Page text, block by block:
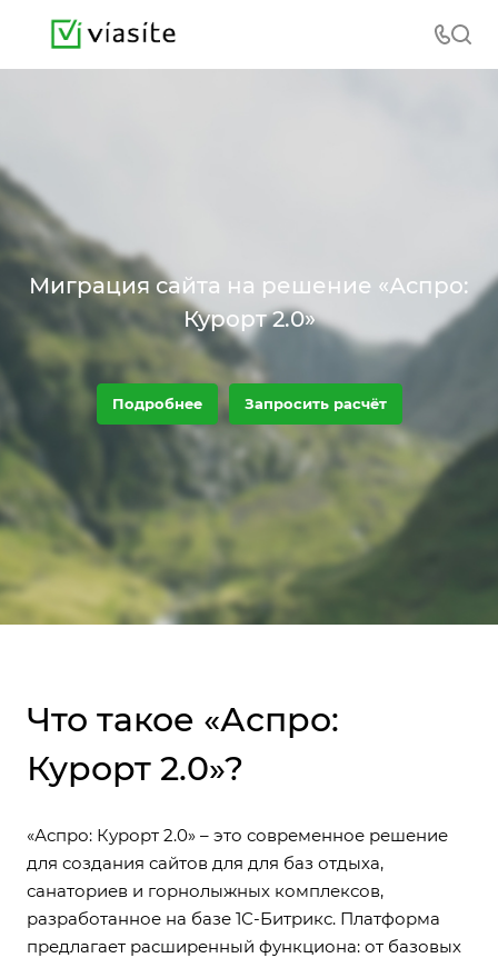
Миграция сайта на решение «Аспро:
Курорт 2.0»
Подробнее Запросить расчёт
Что такое «Аспро:
Курорт 2.0»?
«Аспро: Курорт 2.0» – это современное решение
для создания сайтов для для баз отдыха,
санаториев и горнолыжных комплексов,
разработанное на базе 1С-Битрикс. Платформа
предлагает расширенный функциона: от базовых